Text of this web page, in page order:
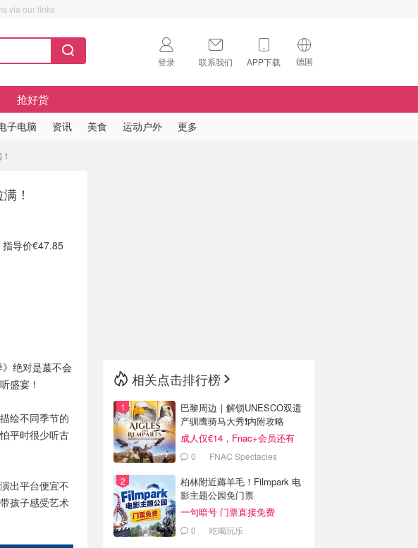
via our links.
登录 联系我们 APP下载 德国
🇺🇸
抢好货
子电脑 资讯 美食 运动户外 更多
！
指导价€47.85
绝对是蕞不会
盛宴！
绘不同季节的
平时很少听古
出平台便宜不
孩子感受艺术
相关点击排行榜
巴黎周边｜解锁UNESCO双遗
产驯鹰骑马大秀❗️内附攻略
成人仅€14，Fnac+会员还有
折！0 FNAC Spectacles
柏林附近薅羊毛！Filmpark 电
影主题公园免门票
一句暗号 门票直接免费
0 吃喝玩乐